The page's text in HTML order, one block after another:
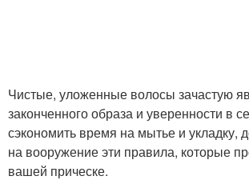
Чистые, уложенные волосы зачастую
законченного образа и уверенности в
сэкономить время на мытье и укладку,
на вооружение эти правила, которые
вашей прическе.